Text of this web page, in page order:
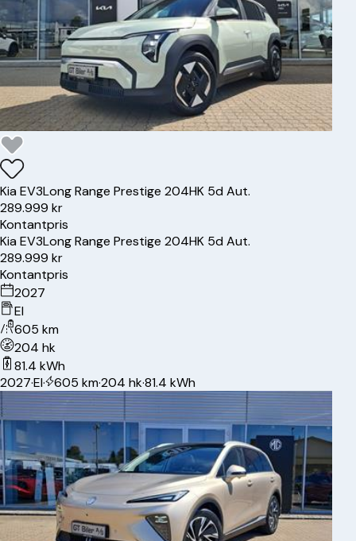
KiaEV3Long Range Prestige 204HK 5d Aut.
289.999 kr
Kontantpris
KiaEV3Long Range Prestige 204HK 5d Aut.
289.999 kr
Kontantpris
2027
El
605 km
204 hk
81.4 kWh
2027·El· 605 km·204 hk·81.4 kWh